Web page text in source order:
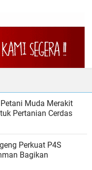
Muda Merakit
Pertanian Cerdas
Perkuat P4S
Bagikan